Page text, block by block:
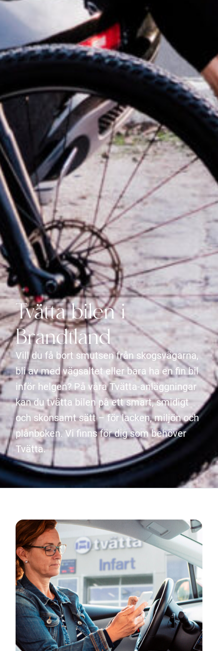
Tvätta bilen i
Brandtland
Vill du få bort smutsen från skogsvägarna,
bli av med vägsaltet eller bara ha en fin bil
inför helgen? På våra Tvätta-anläggningar
kan du tvätta bilen på ett smart, smidigt
och skonsamt sätt – för lacken, miljön och
plånboken. Vi finns för dig som behöver
Tvätta.